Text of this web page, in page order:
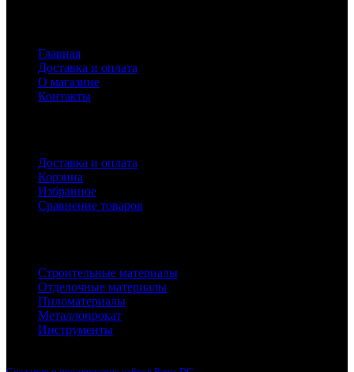
Главная
Доставка и оплата
О магазине
Контакты
Доставка и оплата
Корзина
Избранное
Сравнение товаров
Строительные материалы
Отделочные материалы
Пиломатериалы
Металлопрокат
Инструменты